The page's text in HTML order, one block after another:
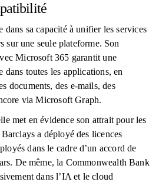
sa capacité à unifier les services
sur une seule plateforme. Son
Microsoft 365 garantit une
dans toutes les applications, en
documents, des e-mails, des
via Microsoft Graph.
met en évidence son attrait pour les
a déployé des licences
dans le cadre d’un accord de
De même, la Commonwealth Bank
dans l’IA et le cloud